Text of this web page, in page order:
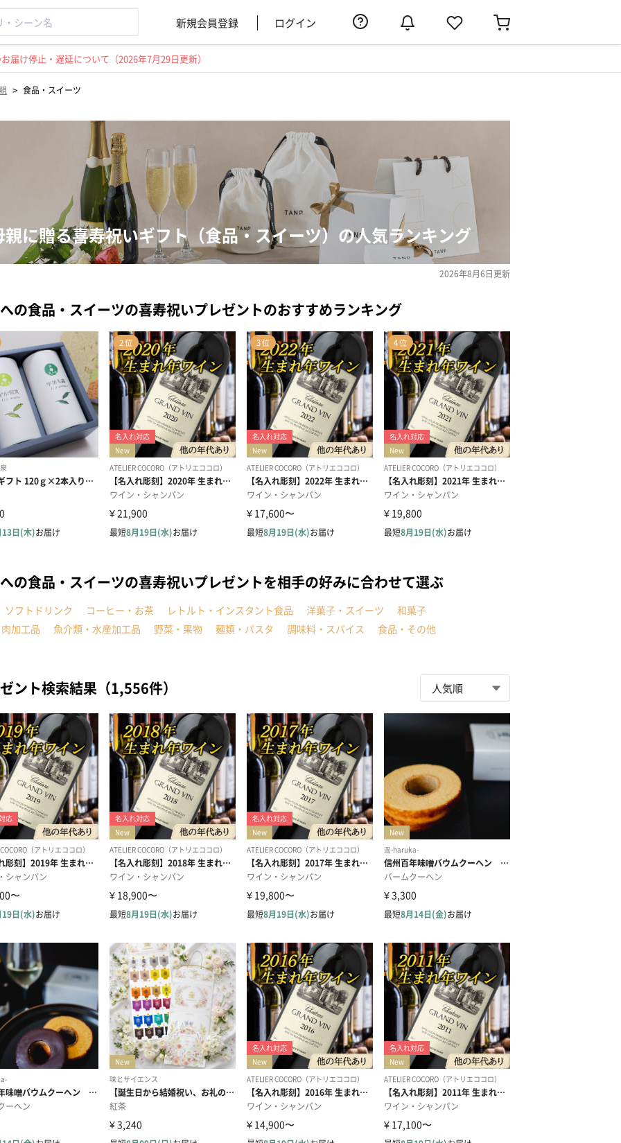
新規会員登録 ログイン
け停止・遅延について（2026年7月29日更新）
> 食品・スイーツ
親に贈る喜寿祝いギフト（食品・スイーツ）の人気ランキング
2026年8月6日更新
の食品・スイーツの喜寿祝いプレゼントのおすすめランキング
の食品・スイーツの喜寿祝いプレゼントを相手の好みに合わせて選ぶ
ソフトドリンク コーヒー・お茶 レトルト・インスタント食品 洋菓子・スイーツ
和菓子
加工品
魚介類・水産加工品 野菜・果物 麺類・パスタ 調味料・スパイス 食品・その他
ント検索結果（1,556件）